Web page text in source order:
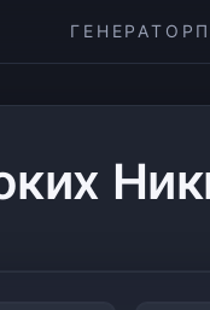
ГЕНЕРАТОР